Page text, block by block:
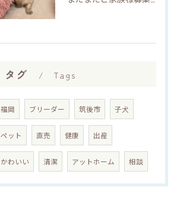
タグ Tags
福岡 ブリーダー 筑後市 子犬
ペット 直売 健康 出産
かわいい 清潔 アットホーム 相談